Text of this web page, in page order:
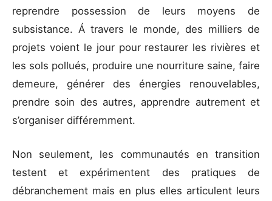
reprendre possession de leurs moyens de
subsistance. Á travers le monde, des milliers de
projets voient le jour pour restaurer les rivières et
les sols pollués, produire une nourriture saine, faire
demeure, générer des énergies renouvelables,
prendre soin des autres, apprendre autrement et
s’organiser différemment.
Non seulement, les communautés en transition
testent et expérimentent des pratiques de
débranchement mais en plus elles articulent leurs